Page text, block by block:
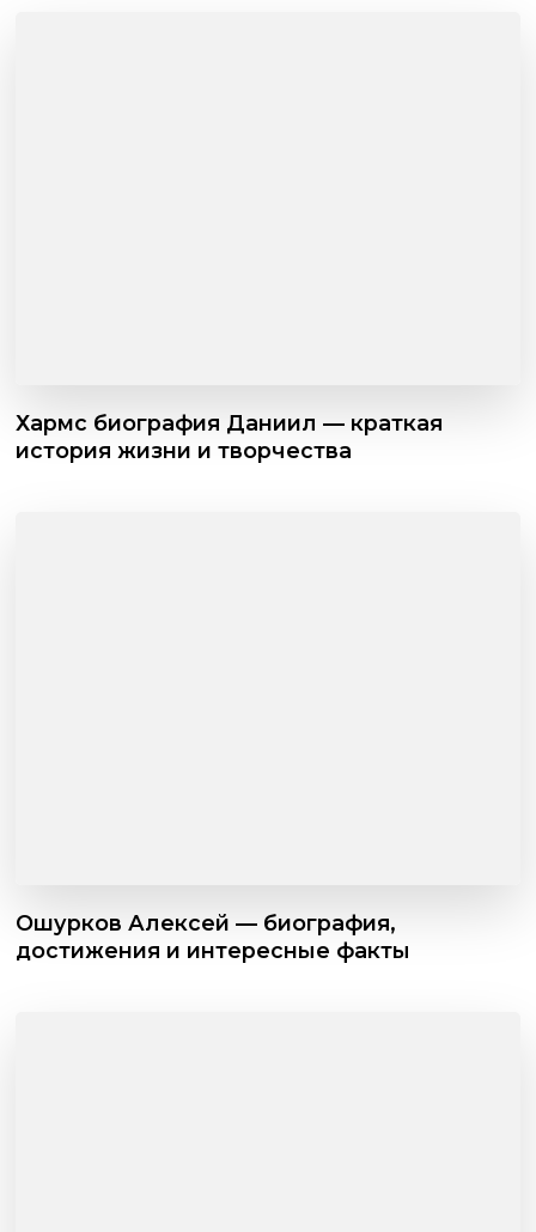
Хармс биография Даниил — краткая
история жизни и творчества
Ошурков Алексей — биография,
достижения и интересные факты